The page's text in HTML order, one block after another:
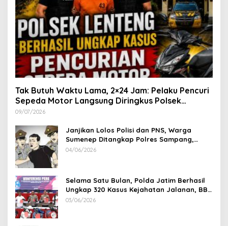
Tak Butuh Waktu Lama, 2×24 Jam: Pelaku Pencuri
Sepeda Motor Langsung Diringkus Polsek
Lenteng di Wilayah Manding
09/07/2026
Janjikan Lolos Polisi dan PNS, Warga
Sumenep Ditangkap Polres Sampang,
Korban Rugi Rp 600 juta
04/06/2026
Selama Satu Bulan, Polda Jatim Berhasil
Ungkap 320 Kasus Kejahatan Jalanan, BB
100 Sepeda Motor dan 12 Mobil Diamankan
03/06/2026